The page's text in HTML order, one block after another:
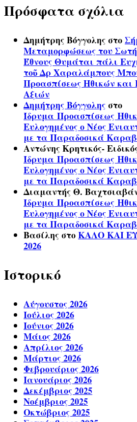
Πρόσφατα σχόλια
Δημήτρης Βόγγοληςστο
Μεταμορφώσεως του
Έθνους Θυμάται πάλι
τοῦ Δρ Χαραλάμπους
Προασπίσεως Ηθικών και
Αξιών
Δημήτρης Βόγγοληςστο
Ίδρυμα Προασπίσεως
Ευλογημένος ο Νέος
με τα Παραδοσικά
Αντώνης Κρητικός-
Ίδρυμα Προασπίσεως
Ευλογημένος ο Νέος
με τα Παραδοσικά
Διαμαντής Θ.
Ίδρυμα Προασπίσεως
Ευλογημένος ο Νέος
με τα Παραδοσικά
ΒασίληςστοΚΑΛΟ ΚΑΙ
2026
Ιστορικό
Αύγουστος 2026
Ιούλιος 2026
Ιούνιος 2026
Μάιος 2026
Απρίλιος 2026
Μάρτιος 2026
Φεβρουάριος 2026
Ιανουάριος 2026
Δεκέμβριος 2025
Νοέμβριος 2025
Οκτώβριος 2025